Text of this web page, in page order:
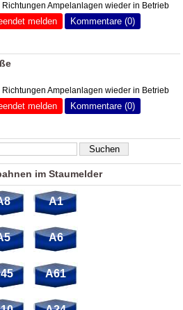
Ampelanlagen wieder in Betrieb
melden Kommentare (0)
Ampelanlagen wieder in Betrieb
melden Kommentare (0)
im Staumelder
A1
A6
A61